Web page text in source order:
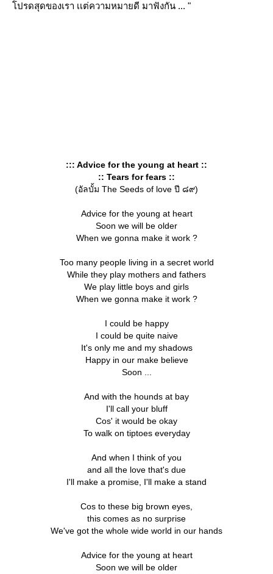
ปรดสุดของเรา เเต่ความหมายดี มาฟังกัน ... "
::: Advice for the young at heart ::
:: Tears for fears ::
(อัลบั้ม The Seeds of love ปี ๘๙)
Advice for the young at heart
Soon we will be older
When we gonna make it work ?
Too many people living in a secret world
While they play mothers and fathers
We play little boys and girls
When we gonna make it work ?
I could be happy
I could be quite naive
It's only me and my shadows
Happy in our make believe
Soon ...
And with the hounds at bay
I'll call your bluff
Cos' it would be okay
To walk on tiptoes everyday
And when I think of you
and all the love that's due
I'll make a promise, I'll make a stand
Cos to these big brown eyes,
this comes as no surprise
We've got the whole wide world in our hands
Advice for the young at heart
Soon we will be older